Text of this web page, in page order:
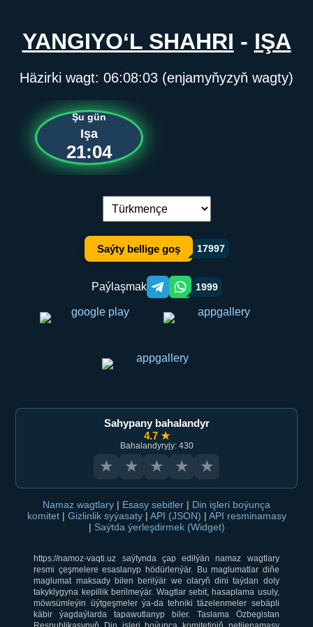
YANGIYO‘L SHAHRI - IŞA
Häzirki wagt: 06:08:03 (enjamyňyzyň wagty)
Şu gün
Işa
21:04
Dil çalşyryş:
Saýty bellige goş 17997
Paýlaşmak Telegram orqali ulashish
WhatsApp orqali ulashish
1999
Sahypany bahalandyr
4.7 ★
Bahalandyryjy: 430
★ ★ ★ ★ ★
Namaz wagtlary | Esasy sebitler | Din işleri boýunça
komitet | Gizlinlik syýasaty | API (JSON) | API resminamasy
| Saýtda ýerleşdirmek (Widget)
https://namoz-vaqti.uz saýtynda çap edilýän namaz wagtlary
resmi çeşmelere esaslanyp hödürlenýär. Bu maglumatlar diňe
maglumat maksady bilen berilýär we olaryň dini taýdan doly
takyklygyna kepillik berilmeýär. Wagtlar sebit, hasaplama usuly,
möwsümleýin üýtgeşmeler ýa-da tehniki täzelenmeler sebäpli
käbir ýagdaýlarda tapawutlanyp biler. Taslama Özbegistan